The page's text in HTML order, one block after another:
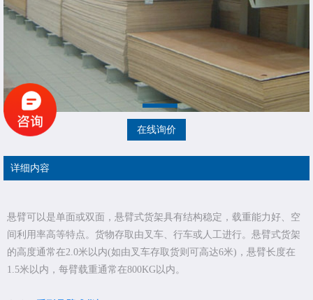
在线询价
详细内容
悬臂可以是单面或双面，悬臂式货架具有结构稳定，载重能力好、空
间利用率高等特点。货物存取由叉车、行车或人工进行。悬臂式货架
的高度通常在2.0米以内(如由叉车存取货则可高达6米)，悬臂长度在
1.5米以内，每臂载重通常在800KG以内。